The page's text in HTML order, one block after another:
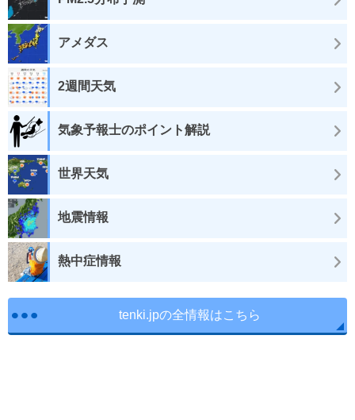
アメダス
2週間天気
気象予報士のポイント解説
世界天気
地震情報
熱中症情報
tenki.jpの全情報はこちら